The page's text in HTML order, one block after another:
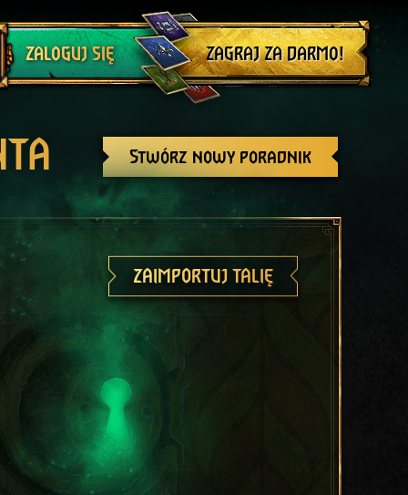
ZALOGUJ SIĘ
Wyloguj się
ZAGRAJ ZA DARMO!
Stwórz nowy poradnik
ZAIMPORTUJ TALIĘ